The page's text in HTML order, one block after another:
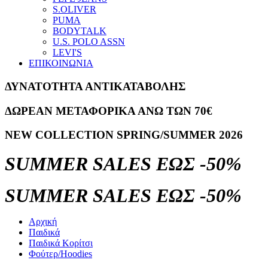
S.OLIVER
PUMA
BODYTALK
U.S. POLO ASSN
LEVI'S
ΕΠΙΚΟΙΝΩΝΙΑ
ΔΥΝΑΤΟΤΗΤΑ ΑΝΤΙΚΑΤΑΒΟΛΗΣ
ΔΩΡΕΑΝ ΜΕΤΑΦΟΡΙΚΑ ΑΝΩ ΤΩΝ 70€
NEW COLLECTION SPRING/SUMMER 2026
SUMMER SALES ΕΩΣ -50%
SUMMER SALES ΕΩΣ -50%
Αρχική
Παιδικά
Παιδικά Κορίτσι
Φούτερ/Hoodies